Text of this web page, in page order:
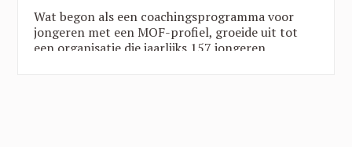
Wat begon als een coachingsprogramma voor
jongeren met een MOF-profiel, groeide uit tot
een organisatie die jaarlijks 157 jongeren